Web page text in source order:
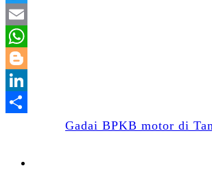
Share
Gadai BPKB motor di